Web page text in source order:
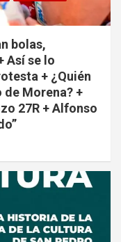
bolas,
Así se lo
+ ¿Quién
Morena? +
27R + Alfonso